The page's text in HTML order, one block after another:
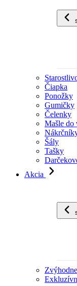
Čiapka
Ponožky
Gumičky
Čelenky
Mašle do
Šály
Tašky
Akcia